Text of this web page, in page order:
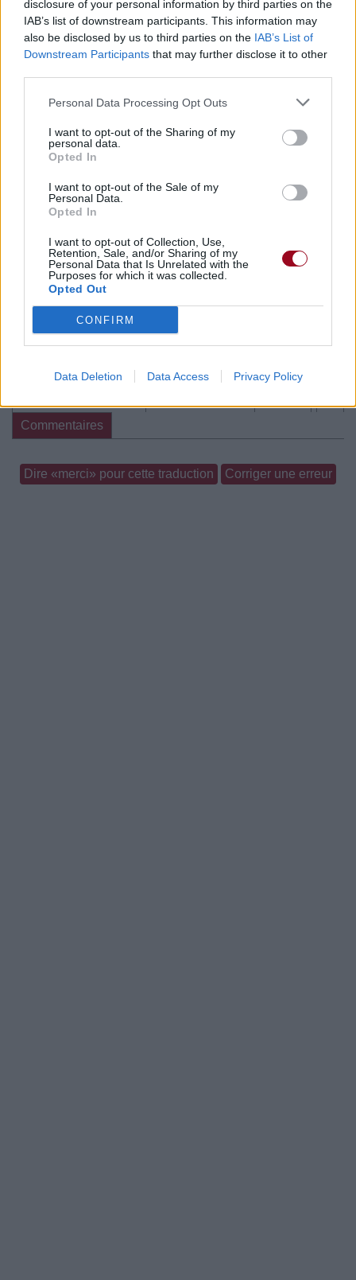
disclosure of your personal information by third parties on the
IAB’s list of downstream participants. This information may
also be disclosed by us to third parties on the IAB’s List of
Downstream Participants that may further disclose it to other
Personal Data Processing Opt Outs
I want to opt-out of the Sharing of my
personal data.
Opted In
I want to opt-out of the Sale of my
Personal Data.
Opted In
I want to opt-out of Collection, Use,
Retention, Sale, and/or Sharing of my
Personal Data that Is Unrelated with the
Purposes for which it was collected.
Opted Out
CONFIRM
Data Deletion Data Access Privacy Policy
Trouver des vinyles et des CD sur
Trouver un instrument de musique ou une partition au
Commentaires
Voir la vidéo de «Line Up»
Commentaires
Dire «merci» pour cette traduction Corriger une erreur